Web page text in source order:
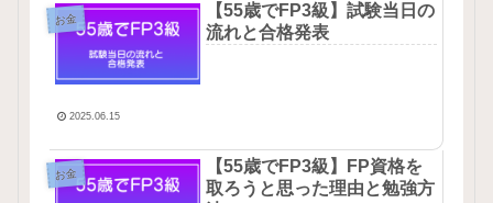
お金
【55歳でFP3級】試験当日の
流れと合格発表
2025.06.15
お金
【55歳でFP3級】FP資格を
取ろうと思った理由と勉強方